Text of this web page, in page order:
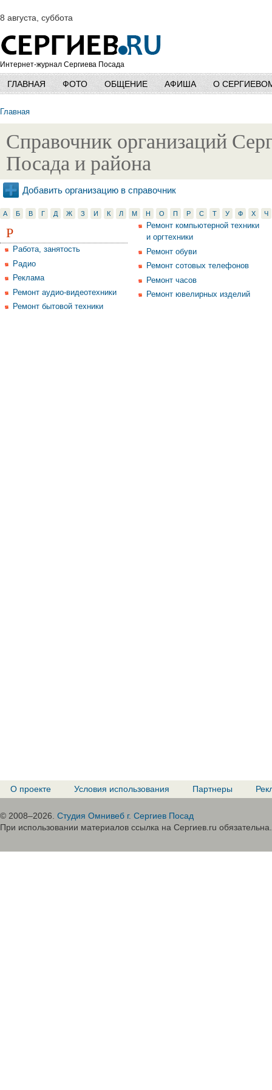
8 августа, суббота
Интернет-журнал Сергиева Посада
ГЛАВНАЯ ФОТО ОБЩЕНИЕ АФИША О
Главная
Справочник организаций
Посада и района
Добавить организацию в справочник
А Б В Г Д Ж З И К Л М Н О П Р С Т У Ф Х Ч
Р
Работа, занятость
Радио
Реклама
Ремонт аудио-видеотехники
Ремонт бытовой техники
Ремонт компьютерной техники
и оргтехники
Ремонт обуви
Ремонт сотовых телефонов
Ремонт часов
Ремонт ювелирных изделий
О проекте Условия использования Партнеры
© 2008–2026. Студия Омнивеб г. Сергиев Посад
При использовании материалов ссылка на Сергиев.ru обязательна.